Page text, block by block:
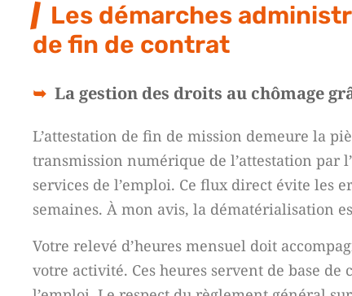
Les démarches
de fin de contrat
La gestion des droits au chômage
L’attestation de fin de mission demeure la
transmission numérique de l’attestation par
services de l’emploi. Ce flux direct évite les
semaines. À mon avis, la dématérialisation
Votre relevé d’heures mensuel doit
votre activité. Ces heures servent de base